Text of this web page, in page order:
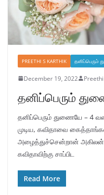
PREETHI S KARTHIK தனிப்பெரும்
December 19, 2022
தனிப்பெரும்
தனிப்பெரும் துணையே – 4
முடிய, கவிதாவை
அழைத்துச்சென்றான் அகிலன்.
கவிதாவிற்கு சாப்பிட
Read More